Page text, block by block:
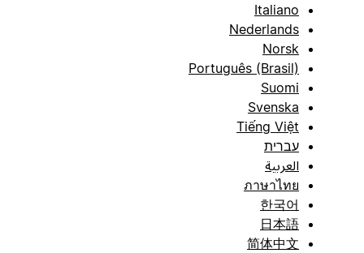
Italiano
Nederlands
Norsk
Português (Brasil)
Suomi
Svenska
Tiếng Việt
עברית
العربية
ภาษาไทย
한국어
日本語
简体中文